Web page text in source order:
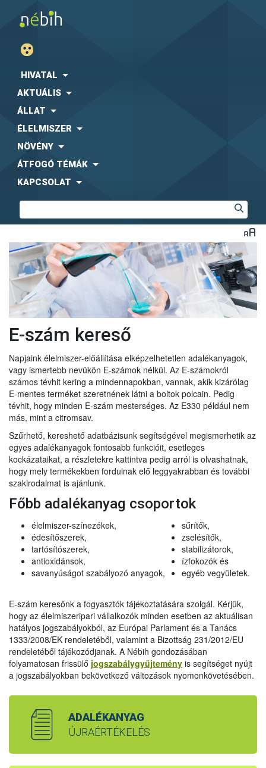
HIVATAL
AKTUÁLIS
ÁLLAT
ÉLELMISZER
NÖVÉNY
ÁTFOGÓ TÉMÁK
KAPCSOLAT
E-szám kereső
Napjaink élelmiszer-előállítása elképzelhetetlen adalékanyagok,
vagy ismertebb nevükön E-számok nélkül. Az E-számokról
számos tévhit kering a mindennapokban, vannak, akik kizárólag
E-mentes terméket szeretnének látni a boltok polcain. Pedig
tévhit, hogy minden E-szám mesterséges. Az E330 például nem
más, mint a citromsav.
Szűrhető, kereshető adatbázisunk segítségével megismerhetik az
egyes adalékanyagok fontosabb funkcióit, esetleges
kockázataikat, a részletekre kattintva pedig arról is olvashatnak,
hogy mely termékekben fordulnak elő leggyakrabban és további
szakirodalmat is ajánlunk.
Főbb adalékanyag csoportok
élelmiszer-színezékek,
édesítőszerek,
tartósítószerek,
antioxidánsok,
savanyúságot szabályozó anyagok,
sűrítők,
zselésítők,
stabilizátorok,
ízfokozók és
egyéb vegyületek.
E-szám keresőnk a fogyasztók tájékoztatására szolgál. Kérjük,
hogy az élelmiszeripari vállalkozók minden esetben az aktuálisan
hatályos jogszabályokból, az Európai Parlament és a Tanács
1333/2008/EK rendeletéből, valamint a Bizottság 231/2012/EU
rendeletéből tájékozódjanak. A Nébih gondozásában
folyamatosan frissülő jogszabálygyűjtemény is segítséget nyújt
a jogszabályokban bekövetkező változások nyomonkövetésében.
ADALÉKANYAG
ÚJRAÉRTÉKELÉS